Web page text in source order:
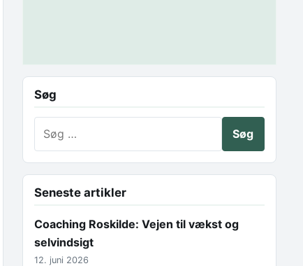
Søg
Seneste artikler
Coaching Roskilde: Vejen til vækst og
selvindsigt
12. juni 2026